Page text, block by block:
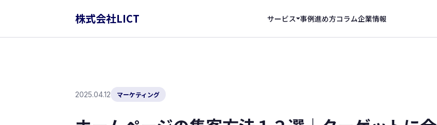
株式会社LICT サービス 事例進め方コラム企業情報
2025.04.12 マーケティング